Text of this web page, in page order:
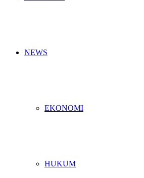
NEWS
EKONOMI
HUKUM